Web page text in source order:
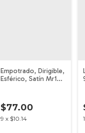
Empotrado, Dirigible,
Esférico, Satín Mr16
$77.00
9 x $10.14